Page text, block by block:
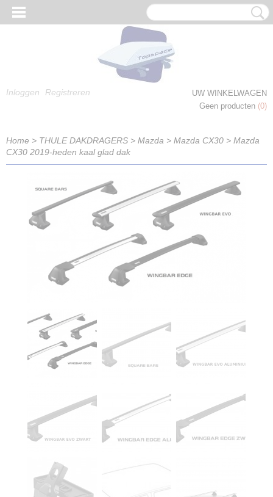
Inloggen Registreren
UW WINKELWAGEN
Geen producten (0)
Home > THULE DAKDRAGERS > Mazda > Mazda CX30 > Mazda
CX30 2019-heden kaal glad dak